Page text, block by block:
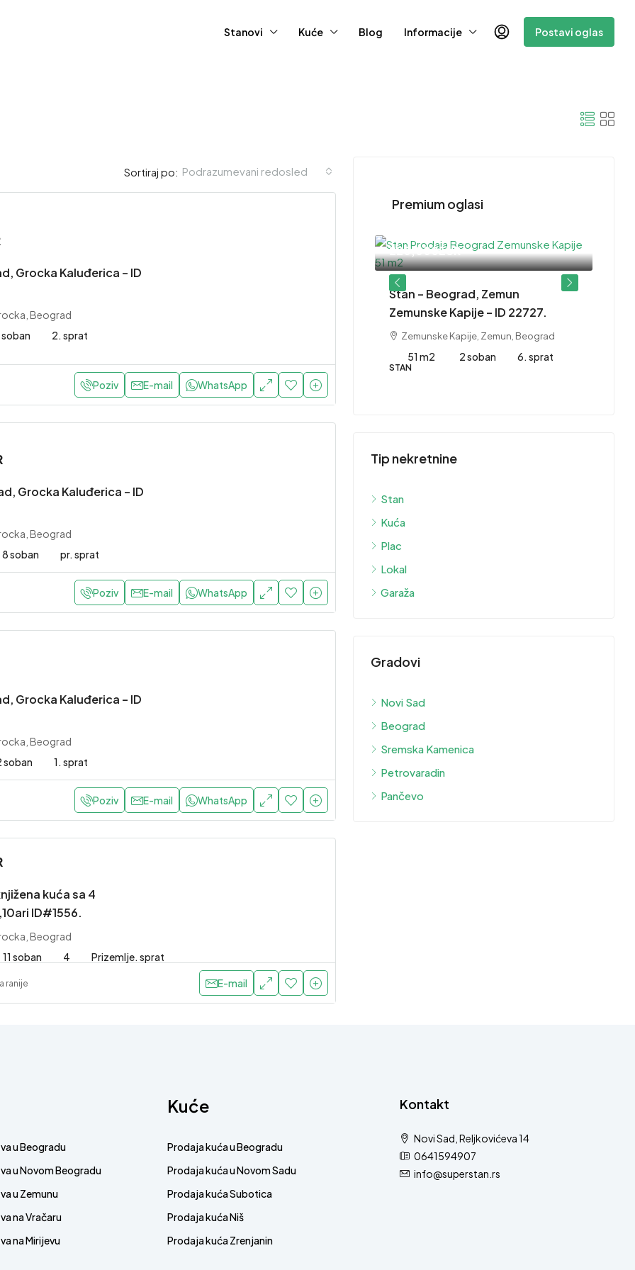
Stanovi Kuće Blog Informacije Postavi oglas
Sortiraj po: Podrazumevani redosled
Grocka Kaluđerica – ID
Beograd
soban 2. sprat
Poziv E-mail WhatsApp
Grocka Kaluđerica – ID
Beograd
8 soban pr. sprat
Poziv E-mail WhatsApp
Grocka Kaluđerica – ID
Beograd
soban 1. sprat
Poziv E-mail WhatsApp
kuća sa 4
ID#1556.
Beograd
11 soban 4 Prizemlje. sprat
ranije E-mail
Premium oglasi
Zemun
Kapije, Zemun, Beograd
2 soban 6. sprat
220,000EUR
Stan – Beograd, Zemun
Zemunske Kapije – ID 22727.
Zemunske Kapije, Zemun, Beograd
51 m2 2 soban 6. sprat
STAN
Tip nekretnine
Stan
Kuća
Plac
Lokal
Garaža
Gradovi
Novi Sad
Beograd
Sremska Kamenica
Petrovaradin
Pančevo
u Beogradu
u Novom Beogradu
u Zemunu
na Vračaru
na Mirijevu
Kuće
Prodaja kuća u Beogradu
Prodaja kuća u Novom Sadu
Prodaja kuća Subotica
Prodaja kuća Niš
Prodaja kuća Zrenjanin
Kontakt
Novi Sad, Reljkovićeva 14
0641594907
info@superstan.rs